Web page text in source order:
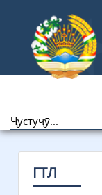
ГТЛ